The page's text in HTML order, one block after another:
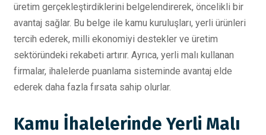
üretim gerçekleştirdiklerini belgelendirerek, öncelikli bir
avantaj sağlar. Bu belge ile kamu kuruluşları, yerli ürünleri
tercih ederek, milli ekonomiyi destekler ve üretim
sektöründeki rekabeti artırır. Ayrıca, yerli malı kullanan
firmalar, ihalelerde puanlama sisteminde avantaj elde
ederek daha fazla fırsata sahip olurlar.
Kamu İhalelerinde Yerli Malı